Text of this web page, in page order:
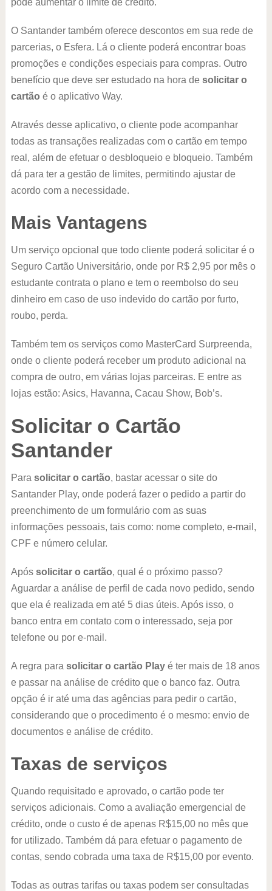
pode aumentar o limite de crédito.
O Santander também oferece descontos em sua rede de
parcerias, o Esfera. Lá o cliente poderá encontrar boas
promoções e condições especiais para compras. Outro
benefício que deve ser estudado na hora de solicitar o
cartão é o aplicativo Way.
Através desse aplicativo, o cliente pode acompanhar
todas as transações realizadas com o cartão em tempo
real, além de efetuar o desbloqueio e bloqueio. Também
dá para ter a gestão de limites, permitindo ajustar de
acordo com a necessidade.
Mais Vantagens
Um serviço opcional que todo cliente poderá solicitar é o
Seguro Cartão Universitário, onde por R$ 2,95 por mês o
estudante contrata o plano e tem o reembolso do seu
dinheiro em caso de uso indevido do cartão por furto,
roubo, perda.
Também tem os serviços como MasterCard Surpreenda,
onde o cliente poderá receber um produto adicional na
compra de outro, em várias lojas parceiras. E entre as
lojas estão: Asics, Havanna, Cacau Show, Bob’s.
Solicitar o Cartão
Santander
Para solicitar o cartão, bastar acessar o site do
Santander Play, onde poderá fazer o pedido a partir do
preenchimento de um formulário com as suas
informações pessoais, tais como: nome completo, e-mail,
CPF e número celular.
Após solicitar o cartão, qual é o próximo passo?
Aguardar a análise de perfil de cada novo pedido, sendo
que ela é realizada em até 5 dias úteis. Após isso, o
banco entra em contato com o interessado, seja por
telefone ou por e-mail.
A regra para solicitar o cartão Playé ter mais de 18 anos
e passar na análise de crédito que o banco faz. Outra
opção é ir até uma das agências para pedir o cartão,
considerando que o procedimento é o mesmo: envio de
documentos e análise de crédito.
Taxas de serviços
Quando requisitado e aprovado, o cartão pode ter
serviços adicionais. Como a avaliação emergencial de
crédito, onde o custo é de apenas R$15,00 no mês que
for utilizado. Também dá para efetuar o pagamento de
contas, sendo cobrada uma taxa de R$15,00 por evento.
Todas as outras tarifas ou taxas podem ser consultadas